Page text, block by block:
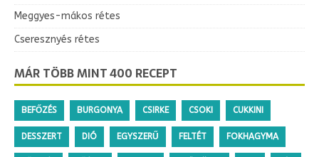
Meggyes-mákos rétes
Cseresznyés rétes
MÁR TÖBB MINT 400 RECEPT
BEFŐZÉS BURGONYA CSIRKE CSOKI CUKKINI
DESSZERT DIÓ EGYSZERŰ FELTÉT FOKHAGYMA